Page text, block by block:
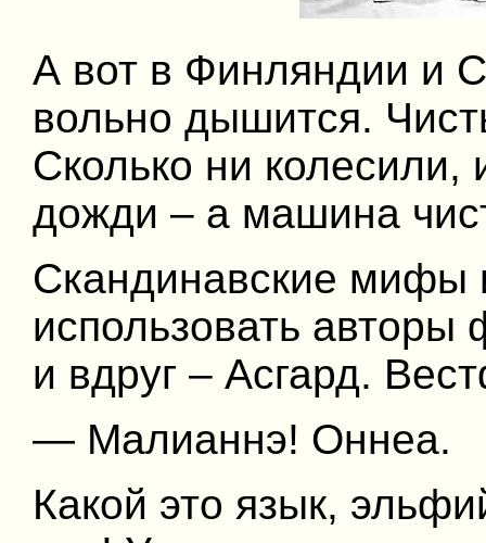
А вот в Финляндии и
вольно дышится.
Сколько ни
дожди – а машина
Скандинавские мифы
использовать авторы
и вдруг – Асгард.
— Малианнэ! Оннеа.
Какой это язык,